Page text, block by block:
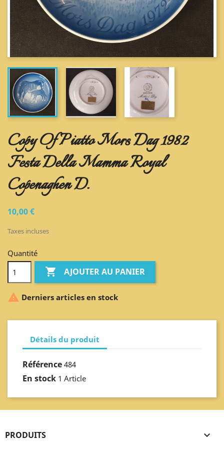
Copy Of Piatto Mors Dag 1982
Festa Della Mamma Royal
Copenaghen D.
10,00 €
Taxes incluses
Quantité
 AJOUTER AU PANIER
 Derniers articles en stock
Détails du produit
Référence 484
En stock 1 Article
PRODUITS 